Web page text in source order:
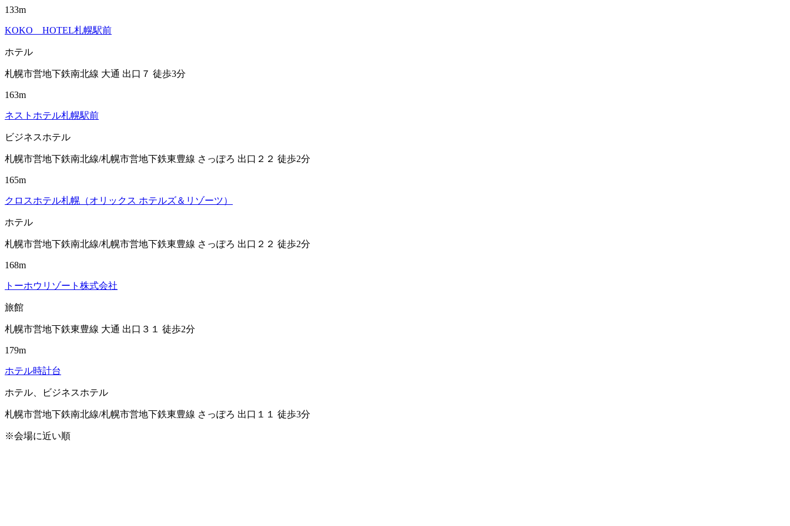
133m
KOKO HOTEL札幌駅前
ホテル
札幌市営地下鉄南北線 大通 出口７ 徒歩3分
163m
ネストホテル札幌駅前
ビジネスホテル
札幌市営地下鉄南北線/札幌市営地下鉄東豊線 さっぽろ 出口２２ 徒歩2分
165m
クロスホテル札幌（オリックス ホテルズ＆リゾーツ）
ホテル
札幌市営地下鉄南北線/札幌市営地下鉄東豊線 さっぽろ 出口２２ 徒歩2分
168m
トーホウリゾート株式会社
旅館
札幌市営地下鉄東豊線 大通 出口３１ 徒歩2分
179m
ホテル時計台
ホテル、ビジネスホテル
札幌市営地下鉄南北線/札幌市営地下鉄東豊線 さっぽろ 出口１１ 徒歩3分
※会場に近い順